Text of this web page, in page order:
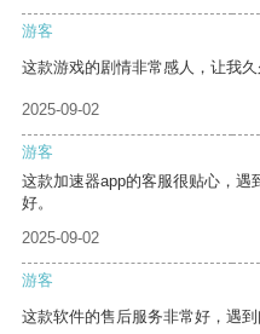
游客
这款游戏的剧情非常感人，让我久
2025-09-02
游客
这款加速器app的客服很贴心，遇
好。
2025-09-02
游客
这款软件的售后服务非常好，遇到